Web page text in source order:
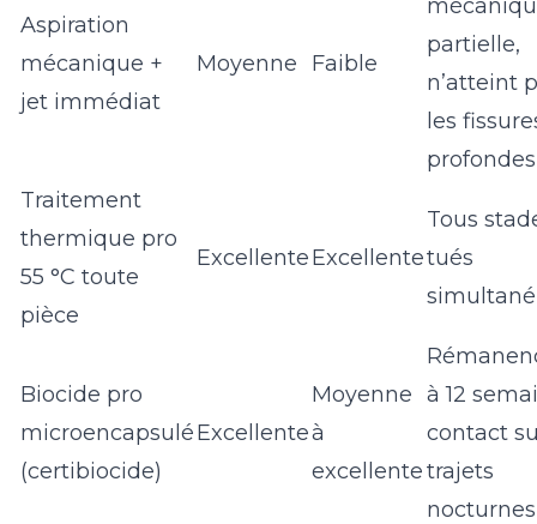
Aspiration
mécanique +
jet immédiat
Moyenne Faible
partielle,
n’atteint
les
profondes
Traitement
thermique pro
55 °C toute
pièce
ExcellenteExcellente
Tous
tués
Biocide pro
microencapsulé
(certibiocide)
Excellente
Moyenne
à
excellente
à 12
contact
trajets
nocturnes